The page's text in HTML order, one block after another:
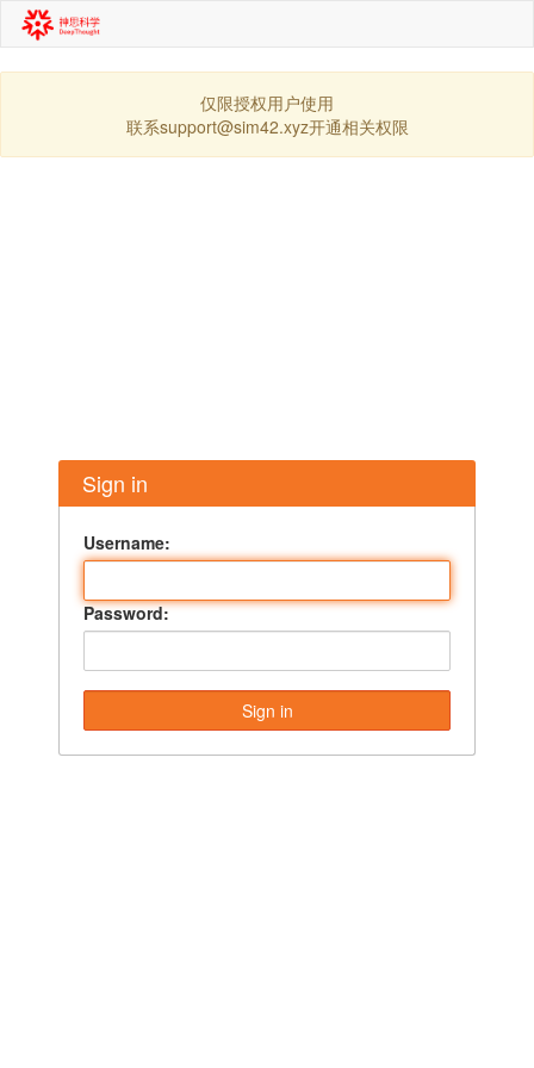
仅限授权用户使用
联系support@sim42.xyz开通相关权限
Sign in
Username:
Password: